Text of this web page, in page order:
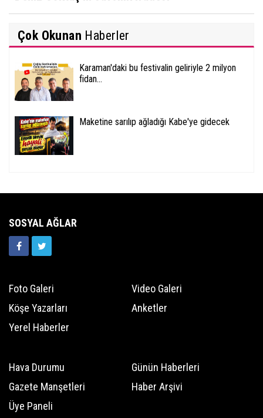
Çok Okunan Haberler
Karaman'daki bu festivalin geliriyle 2 milyon
fidan...
Maketine sarılıp ağladığı Kabe'ye gidecek
SOSYAL AĞLAR
Foto Galeri
Video Galeri
Köşe Yazarları
Anketler
Yerel Haberler
Hava Durumu
Günün Haberleri
Gazete Manşetleri
Haber Arşivi
Üye Paneli